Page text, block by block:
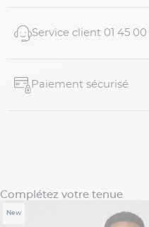
Service client 01 45 00
Paiement sécurisé
Complétez votre tenue
New